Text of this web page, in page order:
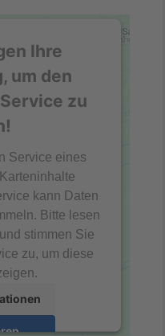
Ihre
um den
zu
Service eines
kann Daten
Bitte lesen
stimmen Sie
zu, um diese